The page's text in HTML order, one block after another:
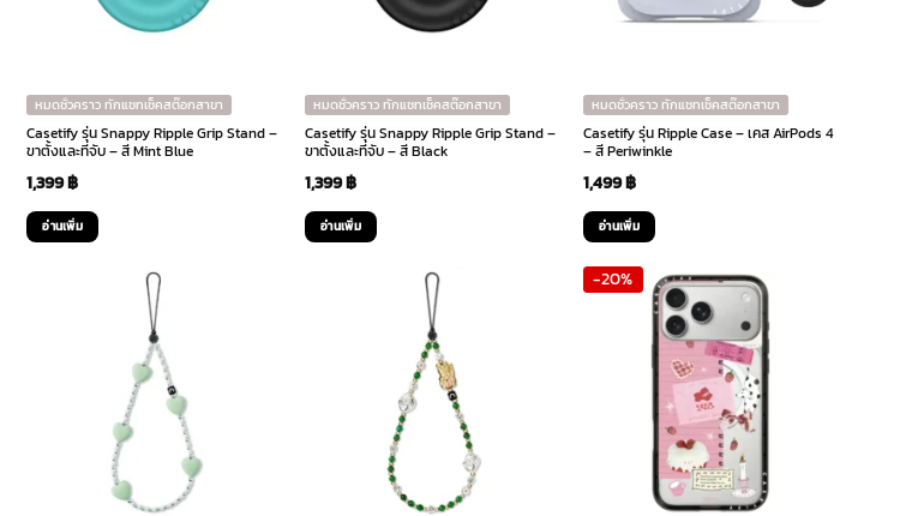
หมดชั่วคราว ทักแชทเช็คสต๊อกสาขา
Casetify รุ่น Snappy Ripple Grip Stand –
ขาตั้งและที่จับ – สี Mint Blue
1,399฿
อ่านเพิ่ม
หมดชั่วคราว ทักแชทเช็คสต๊อกสาขา
Casetify รุ่น Snappy Ripple Grip Stand –
ขาตั้งและที่จับ – สี Black
1,399฿
อ่านเพิ่ม
หมดชั่วคราว ทักแชทเช็คสต๊อกสาขา
Casetify รุ่น Ripple Case – เคส AirPods 4
– สี Periwinkle
1,499฿
อ่านเพิ่ม
-20%